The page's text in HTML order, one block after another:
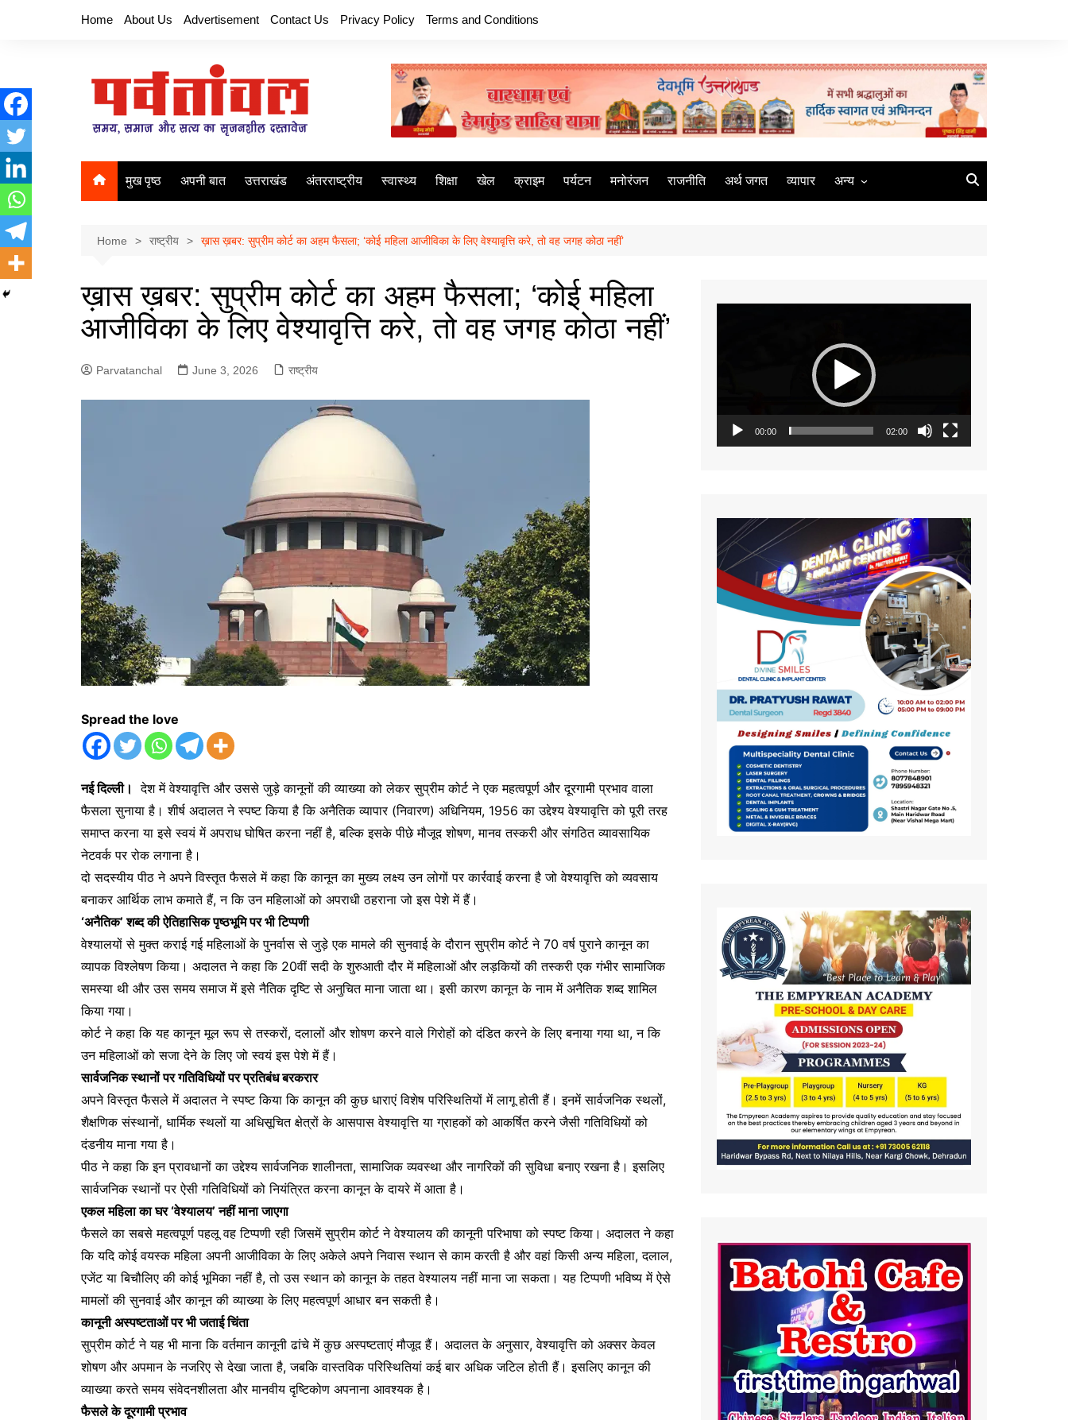
Home About Us Advertisement Contact Us Privacy Policy Terms and Conditions
मुख पृष्ठ अपनी बात उत्तराखंड अंतरराष्ट्रीय स्वास्थ्य शिक्षा खेल क्राइम पर्यटन मनोरंजन राजनीति अर्थ जगत व्यापार अन्य
धर्म
नज़रिया
पर्यावरण
सामयिकी
समाज
विमर्श
विज्ञान
वन्य जीव
महिला संसार
जीवन
कला
इतिहास
Home राष्ट्रीय ख़ास ख़बर: सुप्रीम कोर्ट का अहम फैसला; ‘कोई महिला आजीविका के लिए वेश्यावृत्ति करे, तो वह जगह कोठा नहीं’
ख़ास ख़बर: सुप्रीम कोर्ट का अहम फैसला; ‘कोई महिला
आजीविका के लिए वेश्यावृत्ति करे, तो वह जगह कोठा नहीं’
Parvatanchal June 3, 2026 राष्ट्रीय
Spread the love
नई दिल्ली। देश में वेश्यावृत्ति और उससे जुड़े कानूनों की व्याख्या को लेकर सुप्रीम कोर्ट ने एक महत्वपूर्ण और दूरगामी प्रभाव वाला
फैसला सुनाया है। शीर्ष अदालत ने स्पष्ट किया है कि अनैतिक व्यापार (निवारण) अधिनियम, 1956 का उद्देश्य वेश्यावृत्ति को पूरी तरह
समाप्त करना या इसे स्वयं में अपराध घोषित करना नहीं है, बल्कि इसके पीछे मौजूद शोषण, मानव तस्करी और संगठित व्यावसायिक
नेटवर्क पर रोक लगाना है।
दो सदस्यीय पीठ ने अपने विस्तृत फैसले में कहा कि कानून का मुख्य लक्ष्य उन लोगों पर कार्रवाई करना है जो वेश्यावृत्ति को व्यवसाय
बनाकर आर्थिक लाभ कमाते हैं, न कि उन महिलाओं को अपराधी ठहराना जो इस पेशे में हैं।
‘अनैतिक’ शब्द की ऐतिहासिक पृष्ठभूमि पर भी टिप्पणी
वेश्यालयों से मुक्त कराई गई महिलाओं के पुनर्वास से जुड़े एक मामले की सुनवाई के दौरान सुप्रीम कोर्ट ने 70 वर्ष पुराने कानून का
व्यापक विश्लेषण किया। अदालत ने कहा कि 20वीं सदी के शुरुआती दौर में महिलाओं और लड़कियों की तस्करी एक गंभीर सामाजिक
समस्या थी और उस समय समाज में इसे नैतिक दृष्टि से अनुचित माना जाता था। इसी कारण कानून के नाम में अनैतिक शब्द शामिल
किया गया।
कोर्ट ने कहा कि यह कानून मूल रूप से तस्करों, दलालों और शोषण करने वाले गिरोहों को दंडित करने के लिए बनाया गया था, न कि
उन महिलाओं को सजा देने के लिए जो स्वयं इस पेशे में हैं।
सार्वजनिक स्थानों पर गतिविधियों पर प्रतिबंध बरकरार
अपने विस्तृत फैसले में अदालत ने स्पष्ट किया कि कानून की कुछ धाराएं विशेष परिस्थितियों में लागू होती हैं। इनमें सार्वजनिक स्थलों,
शैक्षणिक संस्थानों, धार्मिक स्थलों या अधिसूचित क्षेत्रों के आसपास वेश्यावृत्ति या ग्राहकों को आकर्षित करने जैसी गतिविधियों को
दंडनीय माना गया है।
पीठ ने कहा कि इन प्रावधानों का उद्देश्य सार्वजनिक शालीनता, सामाजिक व्यवस्था और नागरिकों की सुविधा बनाए रखना है। इसलिए
सार्वजनिक स्थानों पर ऐसी गतिविधियों को नियंत्रित करना कानून के दायरे में आता है।
एकल महिला का घर ‘वेश्यालय’ नहीं माना जाएगा
फैसले का सबसे महत्वपूर्ण पहलू वह टिप्पणी रही जिसमें सुप्रीम कोर्ट ने वेश्यालय की कानूनी परिभाषा को स्पष्ट किया। अदालत ने कहा
कि यदि कोई वयस्क महिला अपनी आजीविका के लिए अकेले अपने निवास स्थान से काम करती है और वहां किसी अन्य महिला, दलाल,
एजेंट या बिचौलिए की कोई भूमिका नहीं है, तो उस स्थान को कानून के तहत वेश्यालय नहीं माना जा सकता। यह टिप्पणी भविष्य में ऐसे
मामलों की सुनवाई और कानून की व्याख्या के लिए महत्वपूर्ण आधार बन सकती है।
कानूनी अस्पष्टताओं पर भी जताई चिंता
सुप्रीम कोर्ट ने यह भी माना कि वर्तमान कानूनी ढांचे में कुछ अस्पष्टताएं मौजूद हैं। अदालत के अनुसार, वेश्यावृत्ति को अक्सर केवल
शोषण और अपमान के नजरिए से देखा जाता है, जबकि वास्तविक परिस्थितियां कई बार अधिक जटिल होती हैं। इसलिए कानून की
व्याख्या करते समय संवेदनशीलता और मानवीय दृष्टिकोण अपनाना आवश्यक है।
फैसले के दूरगामी प्रभाव
00:00 02:00